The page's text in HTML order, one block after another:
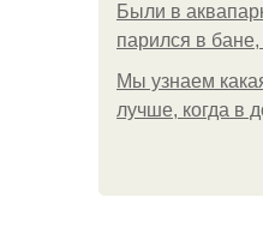
Были в
парился в бане,
Мы узнаем
лучше, когда в